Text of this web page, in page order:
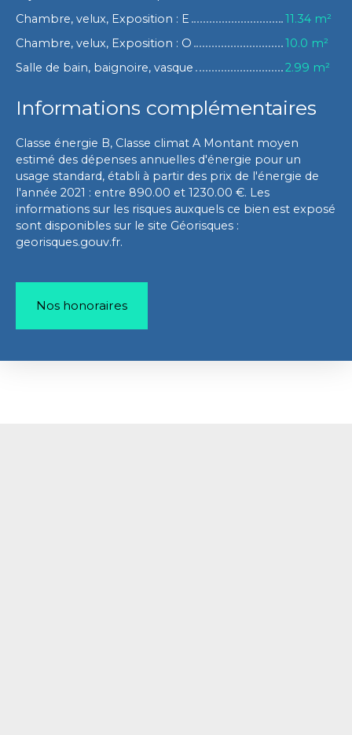
Chambre, velux, Exposition : E
11.34 m²
Chambre, velux, Exposition : O
10.0 m²
Salle de bain, baignoire, vasque
2.99 m²
Informations complémentaires
Classe énergie B, Classe climat A Montant moyen
estimé des dépenses annuelles d'énergie pour un
usage standard, établi à partir des prix de l'énergie de
l'année 2021 : entre 890.00 et 1230.00 €. Les
informations sur les risques auxquels ce bien est exposé
sont disponibles sur le site Géorisques :
georisques.gouv.fr.
Nos honoraires